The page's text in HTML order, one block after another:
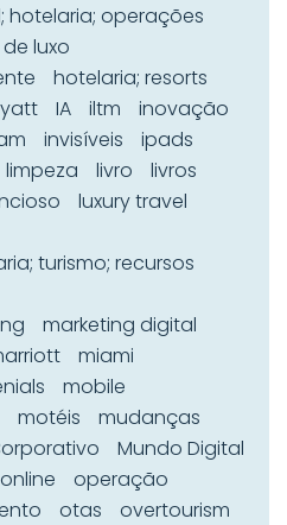
hotelaria; operações
luxo
hotelaria; resorts
IA iltm
inovação
invisíveis
ipads
limpeza livro
livros
luxury travel
turismo; recursos
marketing digital
miami
mobile
motéis
mudanças
Mundo Digital
online
operação
otas
overtourism